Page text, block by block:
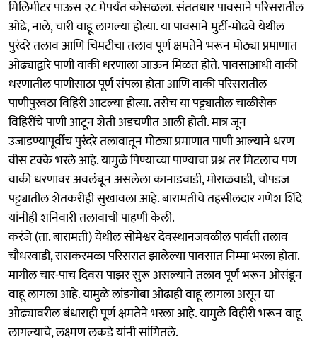
मिलिमीटर पाऊस २८ मेपर्यंत कोसळला. संततधार पावसाने परिसरातील
ओढे, नाले, चारी वाहू लागल्या होत्या. या पावसाने मुर्टी-मोढवे येथील
पुरंदरे तलाव आणि चिमटीचा तलाव पूर्ण क्षमतेने भरून मोठ्या प्रमाणात
ओढ्याद्वारे पाणी वाकी धरणाला जाऊन मिळत होते. पावसाआधी वाकी
धरणातील पाणीसाठा पूर्ण संपला होता आणि वाकी परिसरातील
पाणीपुरवठा विहिरी आटल्या होत्या. तसेच या पट्ट्यातील चाळीसेक
विहिरींचे पाणी आटून शेती अडचणीत आली होती. मात्र जून
उजाडण्यापूर्वीच पुरंदरे तलावातून मोठ्या प्रमाणात पाणी आल्याने धरण
वीस टक्के भरले आहे. यामुळे पिण्याच्या पाण्याचा प्रश्न तर मिटलाच पण
वाकी धरणावर अवलंबून असलेला कानाडवाडी, मोराळवाडी, चोपडज
पट्ट्यातील शेतकरीही सुखावला आहे. बारामतीचे तहसीलदार गणेश शिंदे
यांनीही शनिवारी तलावाची पाहणी केली.
करंजे (ता. बारामती) येथील सोमेश्वर देवस्थानजवळील पार्वती तलाव
चौधरवाडी, रासकरमळा परिसरात झालेल्या पावसात निम्मा भरला होता.
मागील चार-पाच दिवस पाझर सुरू असल्याने तलाव पूर्ण भरून ओसंडून
वाहू लागला आहे. यामुळे लांडगोबा ओढाही वाहू लागला असून या
ओढ्यावरील बंधाराही पूर्ण क्षमतेने भरला आहे. यामुळे विहीरी भरून वाहू
लागल्याचे, लक्ष्मण लकडे यांनी सांगितले.